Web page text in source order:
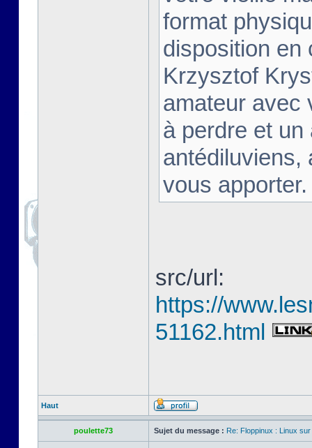
format
disposition en
Krzysztof
amateur avec
à perdre et
antédiluviens,
vous
src/url:
https://
51162.html
Haut
poulette73 Sujet du message : Re: Floppinux : Linux